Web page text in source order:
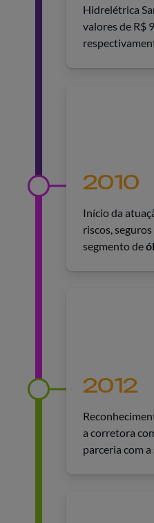
Hidrelétrica
valores de R$
2010
Início da
riscos,
segmento de
2012
a corretora
parceria com a